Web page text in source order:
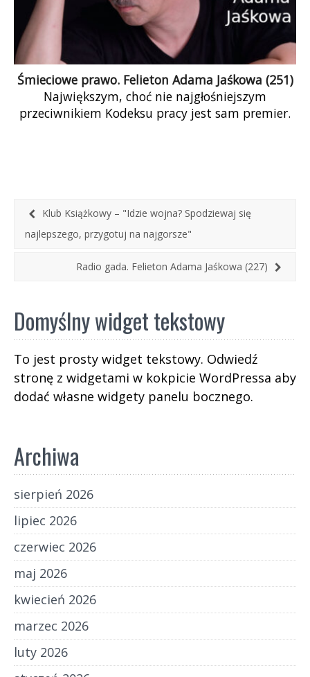
Śmieciowe prawo. Felieton Adama Jaśkowa (251)
Największym, choć nie najgłośniejszym
przeciwnikiem Kodeksu pracy jest sam premier.
brukselskiej emigracji zarobkowej niczego się nie
nauczył. Wrócił do Polski na „kasztance” jako
ignorant nie mniejszy od tego, który z Polski
wyjechał.
Klub Książkowy – "Idzie wojna? Spodziewaj się
najlepszego, przygotuj na najgorsze"
Radio gada. Felieton Adama Jaśkowa (227)
Domyślny widget tekstowy
To jest prosty widget tekstowy. Odwiedź
stronę z widgetami w kokpicie WordPressa aby
dodać własne widgety panelu bocznego.
Archiwa
sierpień 2026
lipiec 2026
czerwiec 2026
maj 2026
kwiecień 2026
marzec 2026
luty 2026